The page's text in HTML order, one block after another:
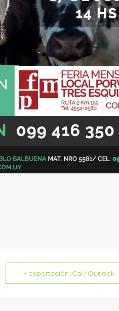
+ exportación iCal / Outlook